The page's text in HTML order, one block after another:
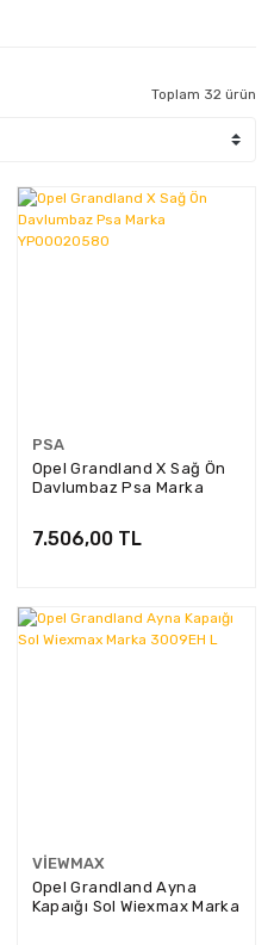
Toplam 32 ürün
PSA
Opel Grandland X Sağ Ön
Davlumbaz Psa Marka
7.506,00 TL
VIEWMAX
Opel Grandland Ayna
Kapaığı Sol Wiexmax Marka